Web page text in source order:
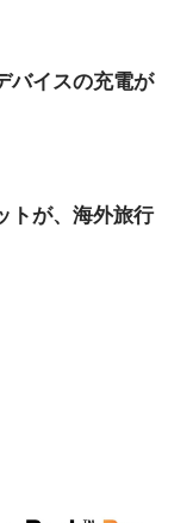
バイスの充電が
トが、海外旅行